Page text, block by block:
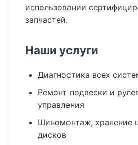
использовании
запчастей.
Наши услуги
Диагностика всех
Ремонт подвески и
управления
Шиномонтаж, хранение
дисков